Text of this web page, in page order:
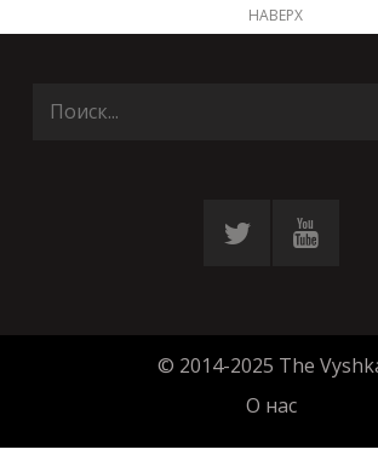
НАВЕРХ
© 2014-2025 The
О нас